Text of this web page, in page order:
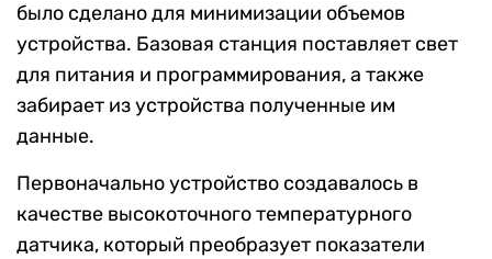
было сделано для минимизации объемов
устройства. Базовая станция поставляет свет
для питания и программирования, а также
забирает из устройства полученные им
данные.
Первоначально устройство создавалось в
качестве высокоточного температурного
датчика, который преобразует показатели